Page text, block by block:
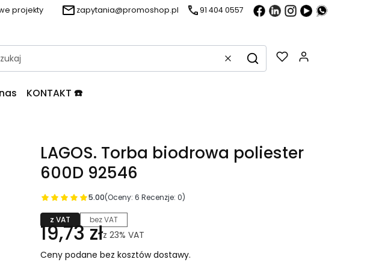
projekty zapytania@promoshop.pl 91 404 0557
WyczyśćSzukaj
KONTAKT ☎️
LAGOS. Torba biodrowa poliester
600D 92546
5.00(Oceny: 6 Recenzje: 0)
z VAT bez VAT
19,73 złz 23% VAT
Ceny podane bez kosztów dostawy.